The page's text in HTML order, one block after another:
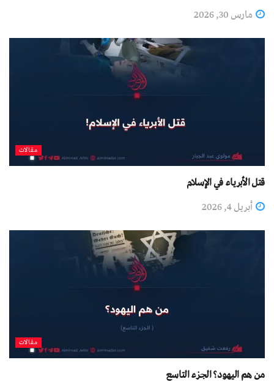
مارس 30, 2026
مقالات
قتل الأبرياء في الإسلام
أبريل 4, 2026
مقالات
من هم اليهود؟ الجزء التاسع